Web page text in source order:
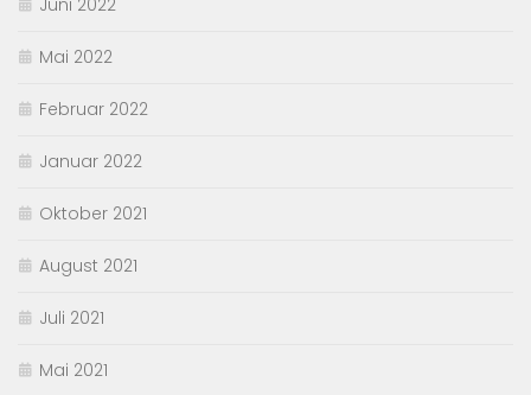
Mai 2022
Februar 2022
Januar 2022
Oktober 2021
August 2021
Juli 2021
Mai 2021